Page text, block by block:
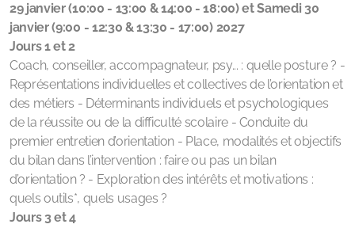
29 janvier (10:00 - 13:00 & 14:00 - 18:00) et Samedi 30
janvier (9:00 - 12:30 & 13:30 - 17:00) 2027
Jours 1 et 2
Coach, conseiller, accompagnateur, psy... : quelle posture ? -
Représentations individuelles et collectives de l’orientation et
des métiers - Déterminants individuels et psychologiques
de la réussite ou de la difficulté scolaire - Conduite du
premier entretien d’orientation - Place, modalités et objectifs
du bilan dans l’intervention : faire ou pas un bilan
d’orientation ? - Exploration des intérêts et motivations :
quels outils*, quels usages ?
Jours 3 et 4